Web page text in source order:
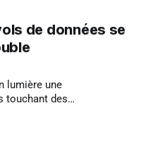
de données se
lumière une
touchant des
failles zero‑day mais